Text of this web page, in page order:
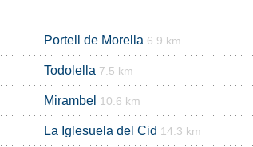
Portell de Morella 6.9 km
Todolella 7.5 km
Mirambel 10.6 km
La Iglesuela del Cid 14.3 km